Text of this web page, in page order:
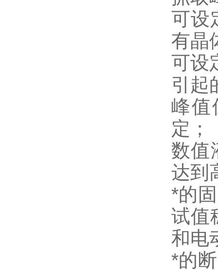
可设
有晶
可设
引起
峰值
定；
数值
达到
*的
试值
和电
*的